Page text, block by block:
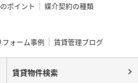
ポイント 媒介契約の種類
フォーム事例 賃貸管理ブログ
賃貸物件検索